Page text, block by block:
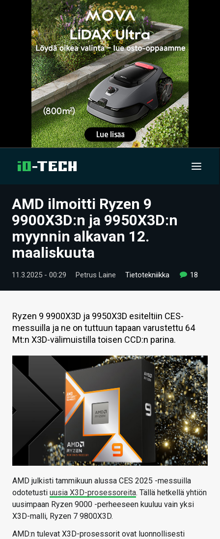
UUTISET
ARTIKKELIT
VIDEOT
TECHBBS
HINTA.FI
KAUPPA
VAIHDA TEEMA
AMD ilmoitti Ryzen 9
9900X3D:n ja 9950X3D:n
myynnin alkavan 12.
maaliskuuta
11.3.2025 - 00:29 Petrus Laine Tietotekniikka 18
Ryzen 9 9900X3D ja 9950X3D esiteltiin CES-
messuilla ja ne on tuttuun tapaan varustettu 64
Mt:n X3D-välimuistilla toisen CCD:n parina.
AMD julkisti tammikuun alussa CES 2025 -messuilla
odotetusti uusia X3D-prosessoreita. Tällä hetkellä yhtiön
uusimpaan Ryzen 9000 -perheeseen kuuluu vain yksi
X3D-malli, Ryzen 7 9800X3D.
AMD:n tulevat X3D-prosessorit ovat luonnollisesti